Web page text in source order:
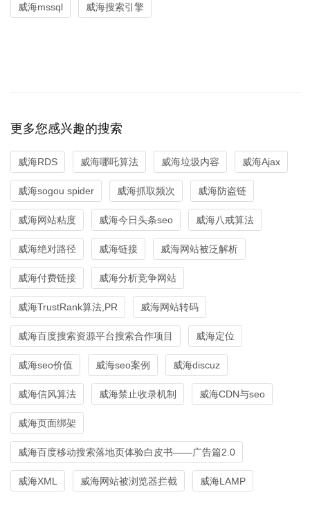
威海mssql 威海搜索引擎
更多您感兴趣的搜索
威海RDS 威海哪吒算法 威海垃圾内容 威海Ajax
威海sogou spider 威海抓取频次 威海防盗链
威海网站粘度 威海今日头条seo 威海八戒算法
威海绝对路径 威海链接 威海网站被泛解析
威海付费链接 威海分析竞争网站
威海TrustRank算法,PR 威海网站转码
威海百度搜索资源平台搜索合作项目 威海定位
威海seo价值 威海seo案例 威海discuz
威海信风算法 威海禁止收录机制 威海CDN与seo
威海页面绑架
威海百度移动搜索落地页体验白皮书——广告篇2.0
威海XML 威海网站被浏览器拦截 威海LAMP